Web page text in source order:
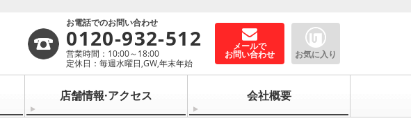
お電話でのお問い合わせ
0120-932-512
営業時間：10:00～18:00
定休日：毎週水曜日,GW,年末年始
メールで
お問い合わせ お気に入り
店舗情報·アクセス 会社概要